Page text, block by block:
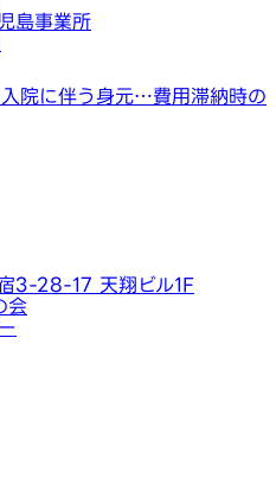
島事業所
入院に伴う身元…費用滞納時の
3-28-17 天翔ビル1F
会